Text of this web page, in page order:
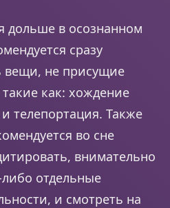
дольше в осознанном
сразу
вещи, не присущие
как: хождение
телепортация. Также
во сне
внимательно
либо отдельные
и смотреть на